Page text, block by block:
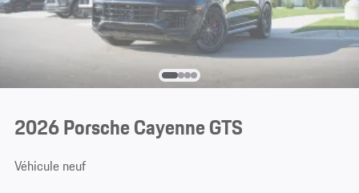
2026 Porsche Cayenne GTS
Véhicule neuf